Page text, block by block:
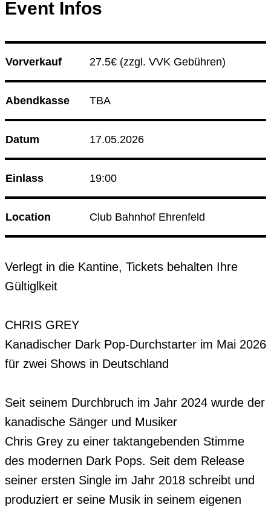
Event Infos
Vorverkauf 27.5€ (zzgl. VVK Gebühren)
Abendkasse TBA
Datum 17.05.2026
Einlass 19:00
Location Club Bahnhof Ehrenfeld
Verlegt in die Kantine, Tickets behalten Ihre
Gültiglkeit
CHRIS GREY
Kanadischer Dark Pop-Durchstarter im Mai 2026
für zwei Shows in Deutschland
Seit seinem Durchbruch im Jahr 2024 wurde der
kanadische Sänger und Musiker
Chris Grey zu einer taktangebenden Stimme
des modernen Dark Pops. Seit dem Release
seiner ersten Single im Jahr 2018 schreibt und
produziert er seine Musik in seinem eigenen
15.08.26 Radio Sabor
21.08.26 Korken & Klub - Afterwork